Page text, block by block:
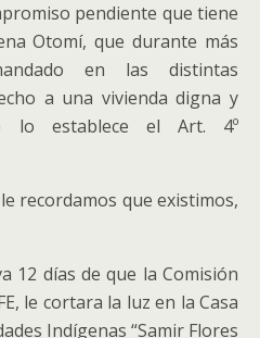
pendiente que tiene
Otomí, que durante más
en las distintas
a una vivienda digna y
lo establece el Art. 4º
recordamos que existimos,
12 días de que la Comisión
le cortara la luz en la Casa
Indígenas “Samir Flores